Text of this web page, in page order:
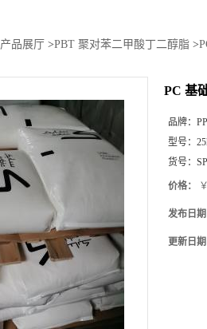
产品展厅 >PBT 聚对苯二甲酸丁二醇脂 >
PC 基
品牌：
型号：
货号：
价格：
发布日期
更新日期